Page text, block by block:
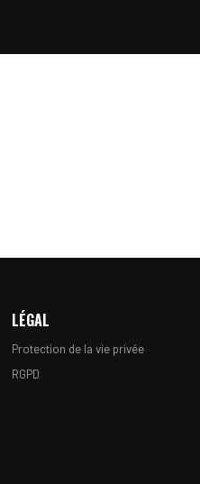
LÉGAL
Protection de la vie privée
RGPD